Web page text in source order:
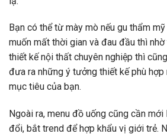
Bạn có thể từ mày mò nếu gu thẩm
muốn mất thời gian và đau đầu thì
thiết kế nội thất chuyên nghiệp thì
đưa ra những ý tưởng thiết kế phù hợp
mục tiêu của bạn.
Ngoài ra, menu đồ uống cũng cần
đổi, bắt trend để hợp khẩu vị giới trẻ.